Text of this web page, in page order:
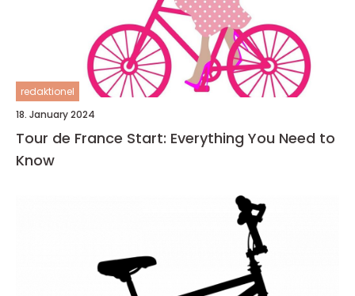
redaktionel
18. January 2024
Tour de France Start: Everything You Need to
Know